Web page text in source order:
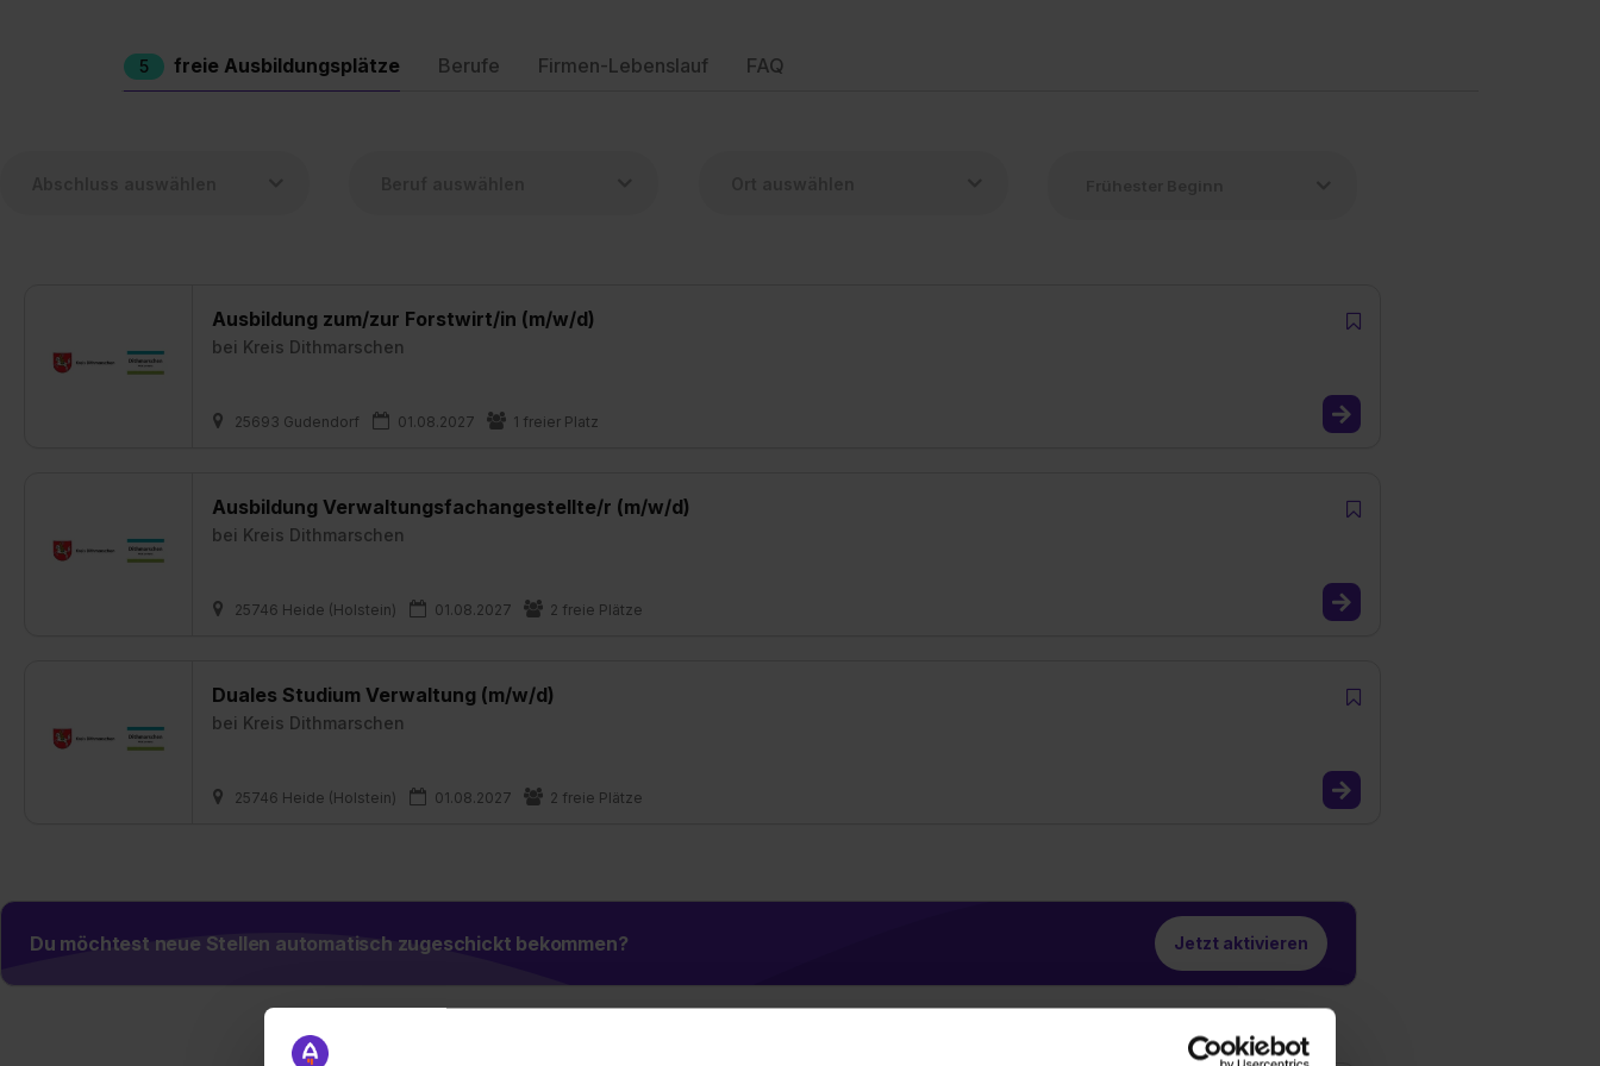
5 freie Ausbildungsplätze Berufe Firmen-Lebenslauf FAQ
Ausbildung zum/zur Forstwirt/in (m/w/d)
bei Kreis Dithmarschen
25693 Gudendorf 01.08.2027 1 freier Platz
Ausbildung Verwaltungsfachangestellte/r (m/w/d)
bei Kreis Dithmarschen
25746 Heide (Holstein) 01.08.2027 2 freie Plätze
Duales Studium Verwaltung (m/w/d)
bei Kreis Dithmarschen
25746 Heide (Holstein) 01.08.2027 2 freie Plätze
Du möchtest neue Stellen automatisch zugeschickt bekommen? Jetzt aktivieren